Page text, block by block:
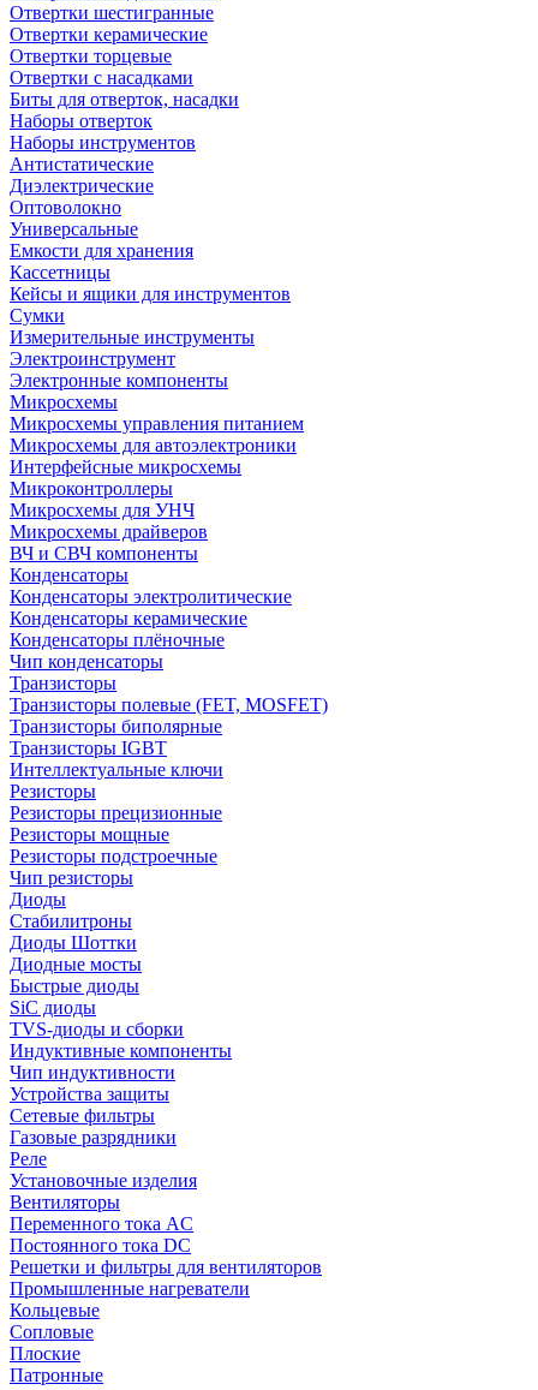
Отвертки шестигранные
Отвертки керамические
Отвертки торцевые
Отвертки с насадками
Биты для отверток, насадки
Наборы отверток
Наборы инструментов
Антистатические
Диэлектрические
Оптоволокно
Универсальные
Емкости для хранения
Кассетницы
Кейсы и ящики для инструментов
Сумки
Измерительные инструменты
Электроинструмент
Электронные компоненты
Микросхемы
Микросхемы управления питанием
Микросхемы для автоэлектроники
Интерфейсные микросхемы
Микроконтроллеры
Микросхемы для УНЧ
Микросхемы драйверов
ВЧ и СВЧ компоненты
Конденсаторы
Конденсаторы электролитические
Конденсаторы керамические
Конденсаторы плёночные
Чип конденсаторы
Транзисторы
Транзисторы полевые (FET, MOSFET)
Транзисторы биполярные
Транзисторы IGBT
Интеллектуальные ключи
Резисторы
Резисторы прецизионные
Резисторы мощные
Резисторы подстроечные
Чип резисторы
Диоды
Стабилитроны
Диоды Шоттки
Диодные мосты
Быстрые диоды
SiC диоды
TVS-диоды и сборки
Индуктивные компоненты
Чип индуктивности
Устройства защиты
Сетевые фильтры
Газовые разрядники
Реле
Установочные изделия
Вентиляторы
Переменного тока AC
Постоянного тока DC
Решетки и фильтры для вентиляторов
Промышленные нагреватели
Кольцевые
Сопловые
Плоские
Патронные